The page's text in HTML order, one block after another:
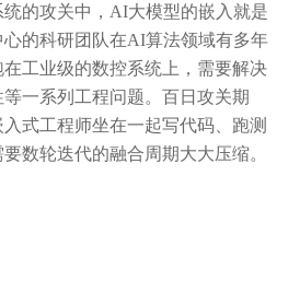
的攻关中，AI大模型的嵌入就是
的科研团队在AI算法领域有多年
工业级的数控系统上，需要解决
一系列工程问题。百日攻关期
式工程师坐在一起写代码、跑测
数轮迭代的融合周期大大压缩。